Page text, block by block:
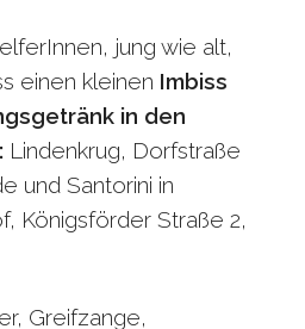
jung wie alt,
einen kleinen Imbiss
in den
Lindenkrug, Dorfstraße
und Santorini in
Königsförder Straße 2,
Greifzange,